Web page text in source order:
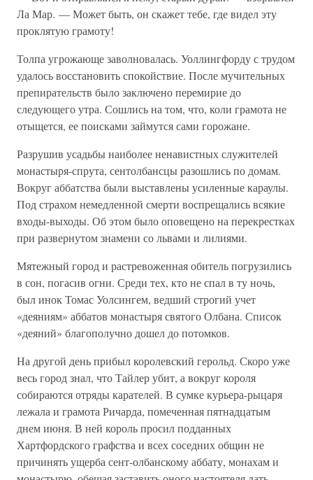
Ла Мар. — Может быть, он скажет тебе, где видел эту
проклятую грамоту!
Толпа угрожающе заволновалась. Уоллингфорду с трудом
удалось восстановить спокойствие. После мучительных
препирательств было заключено перемирие до
следующего утра. Сошлись на том, что, коли грамота не
отыщется, ее поисками займутся сами горожане.
Разрушив усадьбы наиболее ненавистных служителей
монастыря-спрута, сентолбансцы разошлись по домам.
Вокруг аббатства были выставлены усиленные караулы.
Под страхом немедленной смерти воспрещались всякие
входы-выходы. Об этом было оповещено на перекрестках
при развернутом знамени со львами и лилиями.
Мятежный город и растревоженная обитель погрузились
в сон, погасив огни. Среди тех, кто не спал в ту ночь,
был инок Томас Уолсингем, ведший строгий учет
«деяниям» аббатов монастыря святого Олбана. Список
«деяний» благополучно дошел до потомков.
На другой день прибыл королевский герольд. Скоро уже
весь город знал, что Тайлер убит, а вокруг короля
собираются отряды карателей. В сумке курьера-рыцаря
лежала и грамота Ричарда, помеченная пятнадцатым
днем июня. В ней король просил подданных
Хартфордского графства и всех соседних общин не
причинять ущерба сент-олбанскому аббату, монахам и